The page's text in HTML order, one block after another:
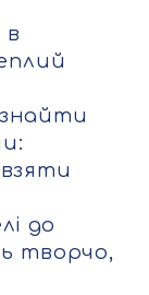
в
до
творчо,